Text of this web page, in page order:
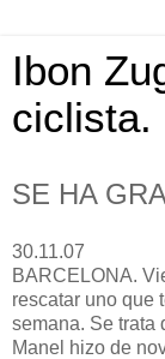
Ibon
ciclista.
SE HA
30.11.07
BARCELONA.
rescatar uno que
semana. Se trata
Manel hizo de